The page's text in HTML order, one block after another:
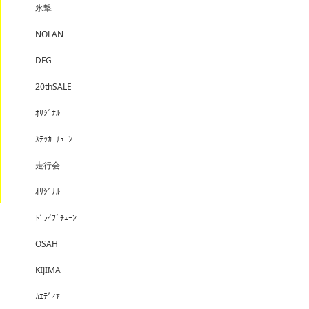
氷撃
NOLAN
DFG
20thSALE
ｵﾘｼﾞﾅﾙ
ｽﾃｯｶｰﾁｭｰﾝ
走行会
ｵﾘｼﾞﾅﾙ
ﾄﾞﾗｲﾌﾞﾁｪｰﾝ
OSAH
KIJIMA
ｶｴﾃﾞｨｱ